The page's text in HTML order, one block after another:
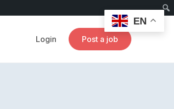
Login Post a job
EN